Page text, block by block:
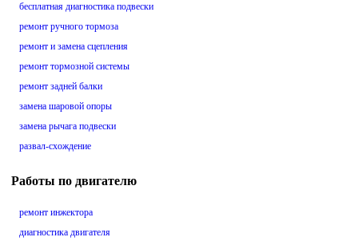
бесплатная диагностика подвески
ремонт ручного тормоза
ремонт и замена сцепления
ремонт тормозной системы
ремонт задней балки
замена шаровой опоры
замена рычага подвески
развал-схождение
Работы по двигателю
ремонт инжектора
диагностика двигателя